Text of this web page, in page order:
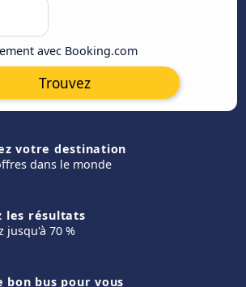
avec Booking.com
Trouvez
votre destination
dans le monde
les résultats
jusqu'à 70 %
bon bus pour vous